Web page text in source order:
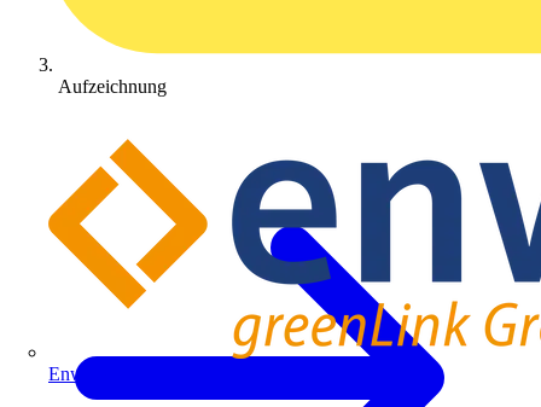
Enwitec
Aufzeichnung